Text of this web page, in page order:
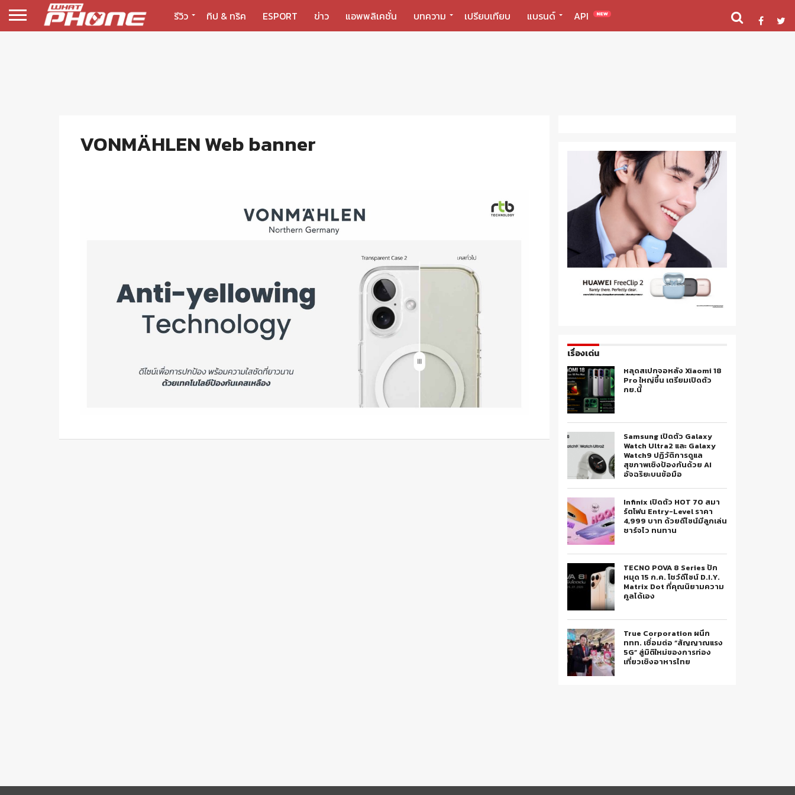
รีวิว ทิป & ทริค ESPORT ข่าว แอพพลิเคชั่น บทความ เปรียบเทียบ แบรนด์ API NEW
VONMÄHLEN Web banner
เรื่องเด่น
หลุดสเปกจอหลัง Xiaomi 18
Pro ใหญ่ขึ้น เตรียมเปิดตัว
กย.นี้
Samsung เปิดตัว Galaxy
Watch Ultra2 และ Galaxy
Watch9 ปฏิวัติการดูแล
สุขภาพเชิงป้องกันด้วย AI
อัจฉริยะบนข้อมือ
Infinix เปิดตัว HOT 70 สมา
ร์ตโฟน Entry-Level ราคา
4,999 บาท ด้วยดีไซน์มีลูกเล่น
ชาร์จไว ทนทาน
TECNO POVA 8 Series ปัก
หมุด 15 ก.ค. โชว์ดีไซน์ D.I.Y.
Matrix Dot ที่คุณนิยามความ
คูลได้เอง
True Corporation ผนึก
ททท. เชื่อมต่อ “สัญญาณแรง
5G” สู่มิติใหม่ของการท่อง
เที่ยวเชิงอาหารไทย